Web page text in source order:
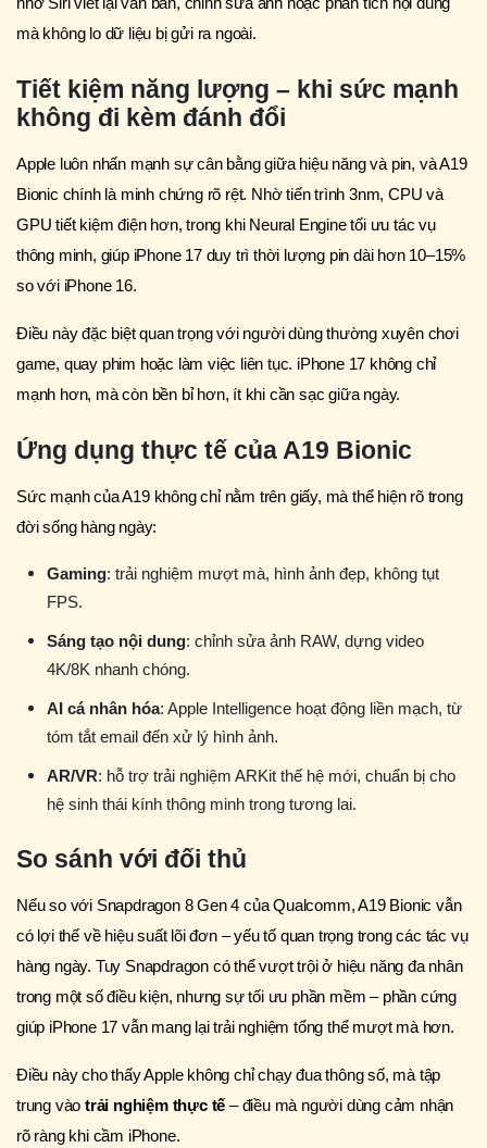
mà không lo dữ liệu bị gửi ra ngoài.
Tiết kiệm năng lượng – khi sức mạnh
không đi kèm đánh đổi
Apple luôn nhấn mạnh sự cân bằng giữa hiệu năng và pin, và A19
Bionic chính là minh chứng rõ rệt. Nhờ tiến trình 3nm, CPU và
GPU tiết kiệm điện hơn, trong khi Neural Engine tối ưu tác vụ
thông minh, giúp iPhone 17 duy trì thời lượng pin dài hơn 10–15%
so với iPhone 16.
Điều này đặc biệt quan trọng với người dùng thường xuyên chơi
game, quay phim hoặc làm việc liên tục. iPhone 17 không chỉ
mạnh hơn, mà còn bền bỉ hơn, ít khi cần sạc giữa ngày.
Ứng dụng thực tế của A19 Bionic
Sức mạnh của A19 không chỉ nằm trên giấy, mà thể hiện rõ trong
đời sống hàng ngày:
Gaming: trải nghiệm mượt mà, hình ảnh đẹp, không tụt
FPS.
Sáng tạo nội dung: chỉnh sửa ảnh RAW, dựng video
4K/8K nhanh chóng.
AI cá nhân hóa: Apple Intelligence hoạt động liền mạch, từ
tóm tắt email đến xử lý hình ảnh.
AR/VR: hỗ trợ trải nghiệm ARKit thế hệ mới, chuẩn bị cho
hệ sinh thái kính thông minh trong tương lai.
So sánh với đối thủ
Nếu so với Snapdragon 8 Gen 4 của Qualcomm, A19 Bionic vẫn
có lợi thế về hiệu suất lõi đơn – yếu tố quan trọng trong các tác vụ
hàng ngày. Tuy Snapdragon có thể vượt trội ở hiệu năng đa nhân
trong một số điều kiện, nhưng sự tối ưu phần mềm – phần cứng
giúp iPhone 17 vẫn mang lại trải nghiệm tổng thể mượt mà hơn.
Điều này cho thấy Apple không chỉ chạy đua thông số, mà tập
trung vào trải nghiệm thực tế – điều mà người dùng cảm nhận
rõ ràng khi cầm iPhone.